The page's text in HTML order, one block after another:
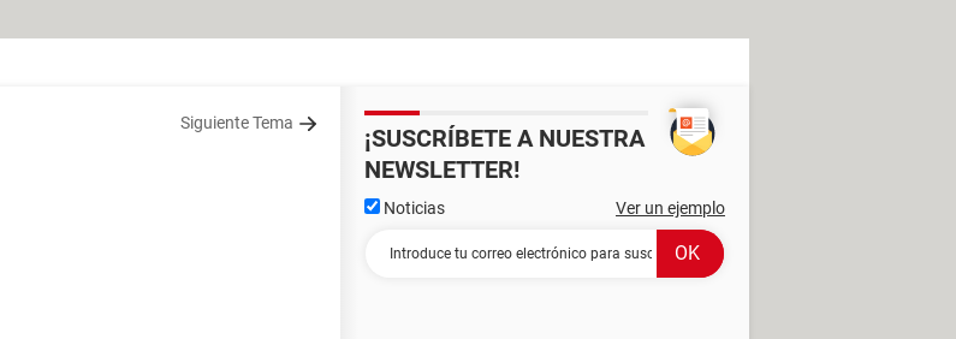
Siguiente Tema
¡SUSCRÍBETE A NUESTRA
NEWSLETTER!
Noticias Ver un ejemplo